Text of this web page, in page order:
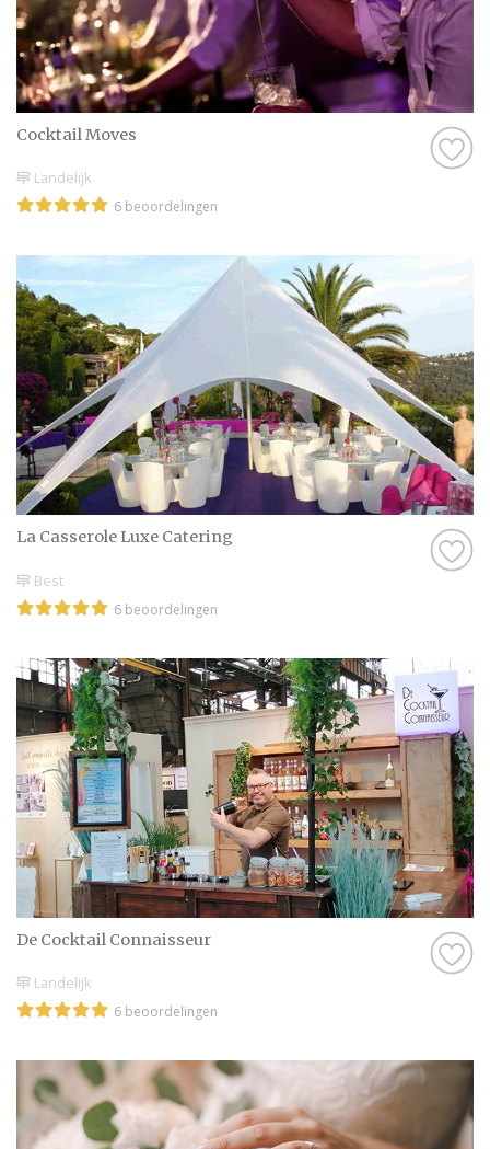
Cocktail Moves
Landelijk
6 beoordelingen
La Casserole Luxe Catering
Best
6 beoordelingen
De Cocktail Connaisseur
Landelijk
6 beoordelingen